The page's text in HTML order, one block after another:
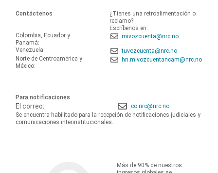
Contáctenos
¿Tienes una retroalimentación o
reclamo?
Escríbenos en:
Colombia, Ecuador y
Panamá:
mivozcuenta@nrc.no
Venezuela:
tuvozcuenta@nrc.no
Norte de Centroamérica y
México:
hn.mivozcuentancam@nrc.no
Para notificaciones
El correo:
co.nrc@nrc.no
Se encuentra habilitado para la recepción de notificaciones judiciales y
comunicaciones interinstitucionales.
Más de 90% de nuestros